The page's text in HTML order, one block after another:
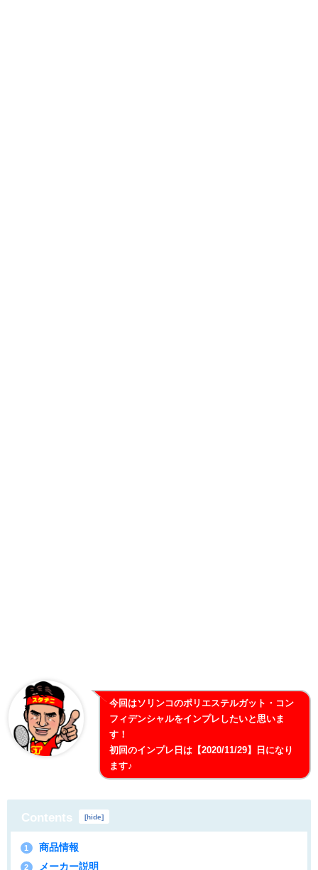
今回はソリンコのポリエステルガット・コン
フィデンシャルをインプレしたいと思いま
す！
初回のインプレ日は【2020/11/29】日になり
ます♪
Contents [hide]
1 商品情報
2 メーカー説明